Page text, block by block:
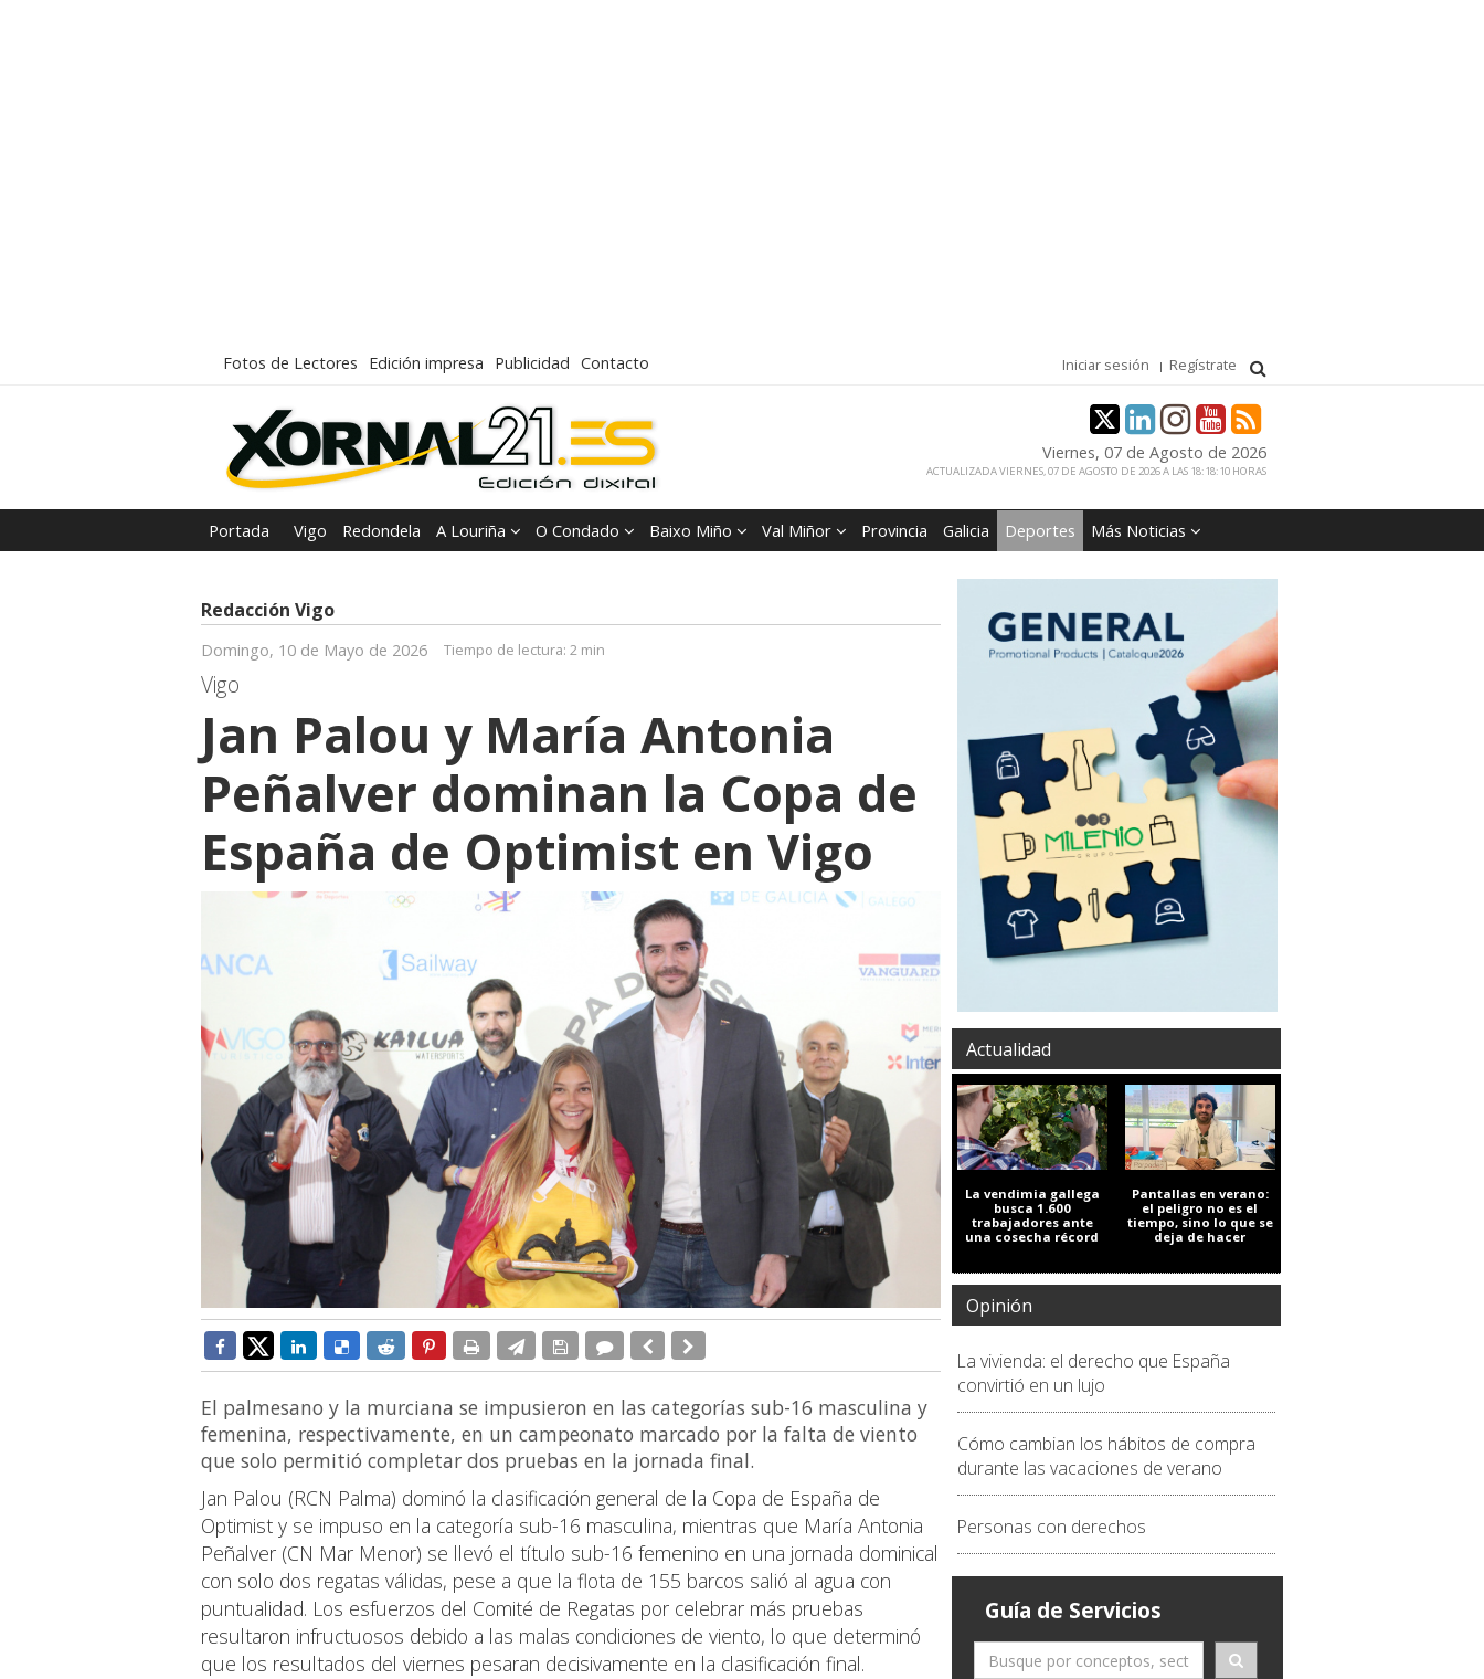
Fotos de Lectores Edición impresa Publicidad Contacto Iniciar sesión Regístrate
Viernes, 07 de Agosto de 2026
ACTUALIZADA VIERNES, 07 DE AGOSTO DE 2026 A LAS 18:18:10 HORAS
Portada Vigo Redondela A Louriña O Condado Baixo Miño Val Miñor Provincia Galicia Deportes Más Noticias
Redacción Vigo
Domingo, 10 de Mayo de 2026 Tiempo de lectura: 2 min
Vigo
Jan Palou y María Antonia
Peñalver dominan la Copa de
España de Optimist en Vigo
El palmesano y la murciana se impusieron en las categorías sub-16 masculina y
femenina, respectivamente, en un campeonato marcado por la falta de viento
que solo permitió completar dos pruebas en la jornada final.
Jan Palou (RCN Palma) dominó la clasificación general de la Copa de España de
Optimist y se impuso en la categoría sub-16 masculina, mientras que María Antonia
Peñalver (CN Mar Menor) se llevó el título sub-16 femenino en una jornada dominical
con solo dos regatas válidas, pese a que la flota de 155 barcos salió al agua con
puntualidad. Los esfuerzos del Comité de Regatas por celebrar más pruebas
resultaron infructuosos debido a las malas condiciones de viento, lo que determinó
que los resultados del viernes pesaran decisivamente en la clasificación final.
Actualidad
La vendimia gallega
busca 1.600
trabajadores ante
una cosecha récord
Pantallas en verano:
el peligro no es el
tiempo, sino lo que se
deja de hacer
Opinión
La vivienda: el derecho que España
convirtió en un lujo
Cómo cambian los hábitos de compra
durante las vacaciones de verano
Personas con derechos
Guía de Servicios